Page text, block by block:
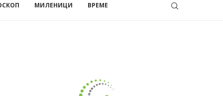
МИЛЕНИЦИ ВРЕМЕ